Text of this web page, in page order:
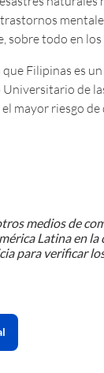
todo en
Filipinas es
de
mayor riesgo
medios de
Latina en
para verificar